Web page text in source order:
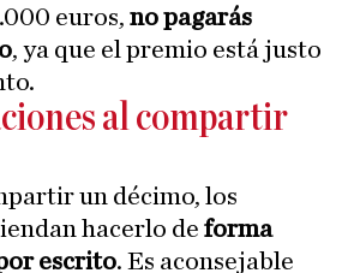
euros, no pagarás
, ya que el premio está justo
al compartir
un décimo, los
hacerlo de forma
escrito. Es aconsejable